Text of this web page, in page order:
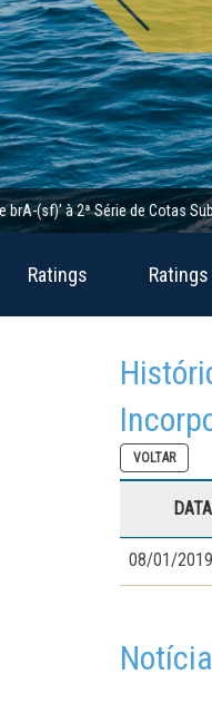
à 2ª Série de Cotas
Ratings
VOLTAR
DATA
08/01/2019